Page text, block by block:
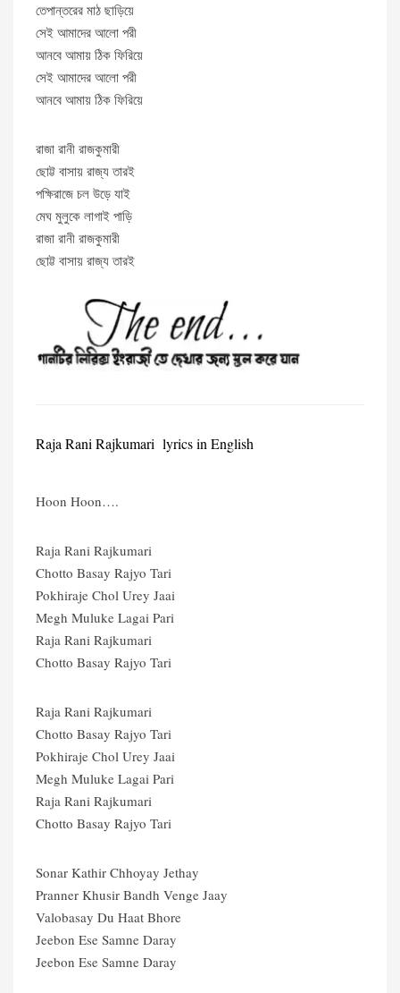
তেপান্তরের মাঠ ছাড়িয়ে
সেই আমাদের আলো পরী
আনবে আমায় ঠিক ফিরিয়ে
সেই আমাদের আলো পরী
আনবে আমায় ঠিক ফিরিয়ে
রাজা রানী রাজকুমারী
ছোট্ট বাসায় রাজ্য তারই
পক্ষিরাজে চল উড়ে যাই
মেঘ মুলুকে লাগাই পাড়ি
রাজা রানী রাজকুমারী
ছোট্ট বাসায় রাজ্য তারই
Raja Rani Rajkumari lyrics in English
Hoon Hoon….
Raja Rani Rajkumari
Chotto Basay Rajyo Tari
Pokhiraje Chol Urey Jaai
Megh Muluke Lagai Pari
Raja Rani Rajkumari
Chotto Basay Rajyo Tari
Raja Rani Rajkumari
Chotto Basay Rajyo Tari
Pokhiraje Chol Urey Jaai
Megh Muluke Lagai Pari
Raja Rani Rajkumari
Chotto Basay Rajyo Tari
Sonar Kathir Chhoyay Jethay
Pranner Khusir Bandh Venge Jaay
Valobasay Du Haat Bhore
Jeebon Ese Samne Daray
Jeebon Ese Samne Daray